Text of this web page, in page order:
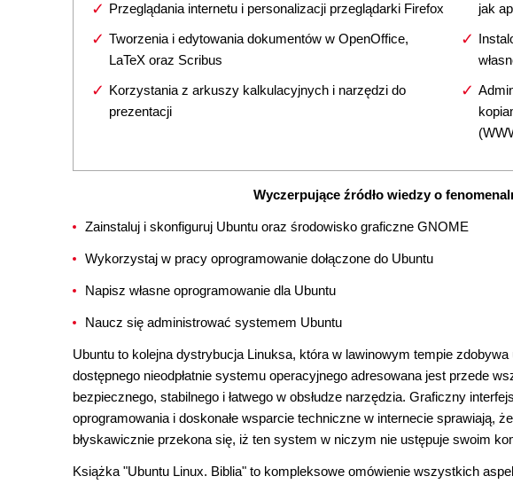
Przeglądania internetu i personalizacji przeglądarki Firefox
Tworzenia i edytowania dokumentów w OpenOffice,
LaTeX oraz Scribus
Korzystania z arkuszy kalkulacyjnych i narzędzi do
prezentacji
jak
Wyczerpujące źródło wiedzy o
Zainstaluj i skonfiguruj Ubuntu oraz środowisko graficzne GNOME
Wykorzystaj w pracy oprogramowanie dołączone do Ubuntu
Napisz własne oprogramowanie dla Ubuntu
Naucz się administrować systemem Ubuntu
Ubuntu to kolejna dystrybucja Linuksa, która w lawinowym tempie
dostępnego nieodpłatnie systemu operacyjnego adresowana jest przede
bezpiecznego, stabilnego i łatwego w obsłudze narzędzia. Graficzny
oprogramowania i doskonałe wsparcie techniczne w internecie sprawiają,
błyskawicznie przekona się, iż ten system w niczym nie ustępuje swoim
Książka "Ubuntu Linux. Biblia" to kompleksowe omówienie wszystkich